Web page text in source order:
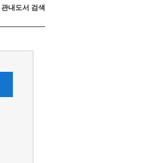
관내도서 검색